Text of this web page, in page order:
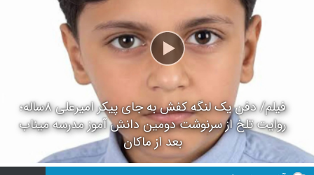
فیلم/ دفن یک لنگه کفش به جای پیکر امیرعلی ۸ساله؛
روایت تلخ از سرنوشت دومین دانش آموز مدرسه میناب
بعد از ماکان